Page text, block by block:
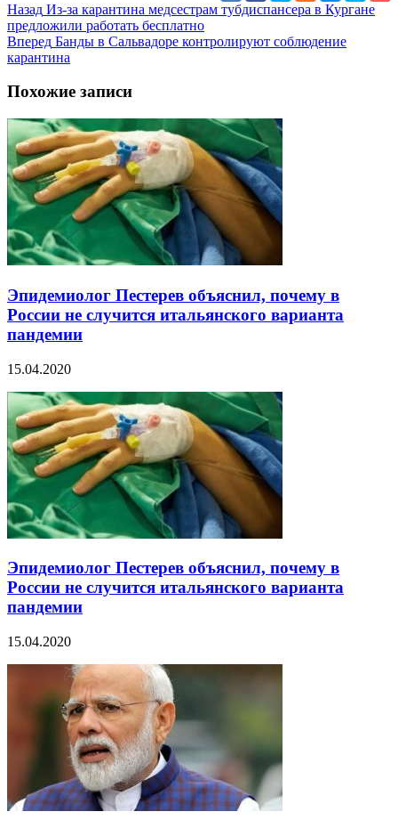
Назад Из-за карантина медсестрам тубдиспансера в Кургане
предложили работать бесплатно
Вперед Банды в Сальвадоре контролируют соблюдение
карантина
Похожие записи
Эпидемиолог Пестерев объяснил, почему в
России не случится итальянского варианта
пандемии
15.04.2020
Эпидемиолог Пестерев объяснил, почему в
России не случится итальянского варианта
пандемии
15.04.2020